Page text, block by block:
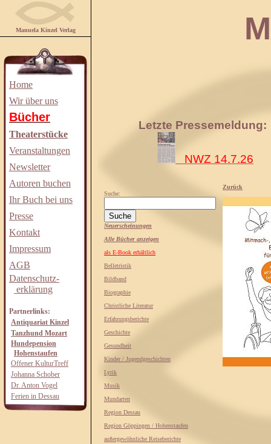
Manuela Kinzel Verlag
Home
Wir über uns
Bücher
Theaterstücke
Veranstaltungen
Newsletter
Autoren buchen
Ihr Buch bei uns
Presse
Kontakt
Impressum
AGB
Datenschutz-
erklärung
Partnerlinks:
Antiquariat Kinzel
Tanzhund Mozart
Hundepension
Hohenstaufen
Offener KulturTreff
Johanna Schober
Dr. Anton Vogel
Ferien in Dessau
Letzte Pressemeldung:
NWZ 14.7.26
Suche:
Neuerscheinungen
Alle Bücher anzeigen
als E-Book erhältlich
Belletristik
Bildband
Biographie
Christliche Literatur
Erfahrungsberichte
Geschichte
Gesundheit
Kinder / Jugendgeschichten
Lyrik
Musik
Mundarten
Region Dessau
Region Göppingen / Hohenstaufen
außergewöhnliche Reiseberichte
Zurück